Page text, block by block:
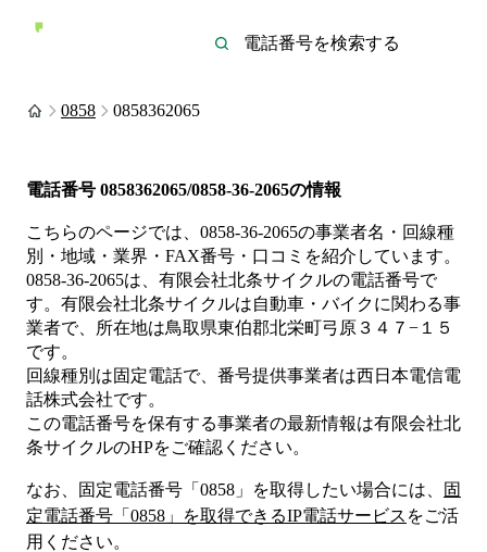
0858 0858362065
電話番号 0858362065/0858-36-2065の情報
こちらのページでは、 0858-36-2065の事業者名・回線種
別・地域・業界・FAX番号・口コミを紹介しています。
0858-36-2065は、 有限会社北条サイクルの電話番号で
す。 有限会社北条サイクルは自動車・バイクに関わる事
業者で、所在地は鳥取県東伯郡北栄町弓原３４７−１５
です。
回線種別は固定電話で、番号提供事業者は西日本電信電
話株式会社です。
この電話番号を保有する事業者の最新情報は有限会社北
条サイクルのHPをご確認ください。
なお、固定電話番号「 0858 」を取得したい場合には、
固
定電話番号「 0858 」を取得できるIP電話サービス をご活
用ください。